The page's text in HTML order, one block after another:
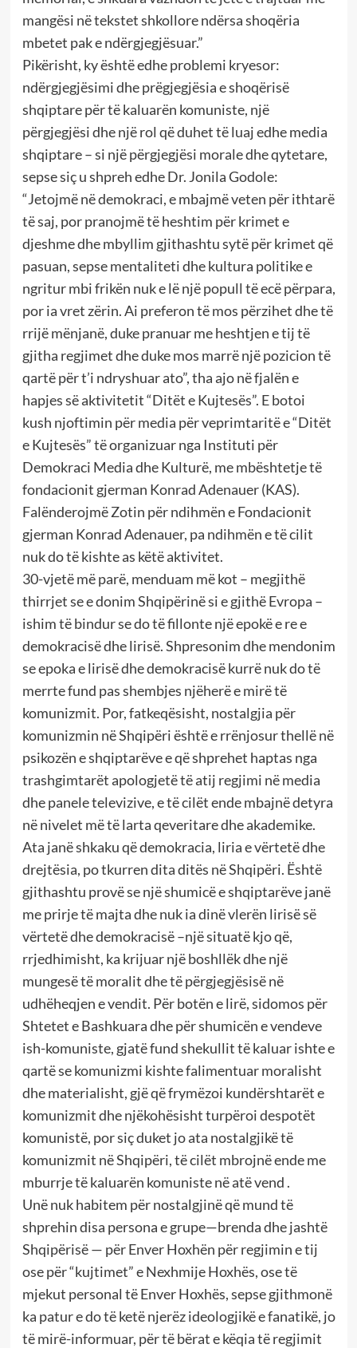
mangësi në tekstet shkollore ndërsa shoqëria
mbetet pak e ndërgjegjësuar.”
Pikërisht, ky është edhe problemi kryesor:
ndërgjegjësimi dhe prëgjegjësia e shoqërisë
shqiptare për të kaluarën komuniste, një
përgjegjësi dhe një rol që duhet të luaj edhe media
shqiptare – si një përgjegjësi morale dhe qytetare,
sepse siç u shpreh edhe Dr. Jonila Godole:
“Jetojmë në demokraci, e mbajmë veten për ithtarë
të saj, por pranojmë të heshtim për krimet e
djeshme dhe mbyllim gjithashtu sytë për krimet që
pasuan, sepse mentaliteti dhe kultura politike e
ngritur mbi frikën nuk e lë një popull të ecë përpara,
por ia vret zërin. Ai preferon të mos përzihet dhe të
rrijë mënjanë, duke pranuar me heshtjen e tij të
gjitha regjimet dhe duke mos marrë një pozicion të
qartë për t’i ndryshuar ato”, tha ajo në fjalën e
hapjes së aktivitetit “Ditët e Kujtesës”. E botoi
kush njoftimin për media për veprimtaritë e “Ditët
e Kujtesës” të organizuar nga Instituti për
Demokraci Media dhe Kulturë, me mbështetje të
fondacionit gjerman Konrad Adenauer (KAS).
Falënderojmë Zotin për ndihmën e Fondacionit
gjerman Konrad Adenauer, pa ndihmën e të cilit
nuk do të kishte as këtë aktivitet.
30-vjetë më parë, menduam më kot – megjithë
thirrjet se e donim Shqipërinë si e gjithë Evropa –
ishim të bindur se do të fillonte një epokë e re e
demokracisë dhe lirisë. Shpresonim dhe mendonim
se epoka e lirisë dhe demokracisë kurrë nuk do të
merrte fund pas shembjes njëherë e mirë të
komunizmit. Por, fatkeqësisht, nostalgjia për
komunizmin në Shqipëri është e rrënjosur thellë në
psikozën e shqiptarëve e që shprehet haptas nga
trashgimtarët apologjetë të atij regjimi në media
dhe panele televizive, e të cilët ende mbajnë detyra
në nivelet më të larta qeveritare dhe akademike.
Ata janë shkaku që demokracia, liria e vërtetë dhe
drejtësia, po tkurren dita ditës në Shqipëri. Është
gjithashtu provë se një shumicë e shqiptarëve janë
me prirje të majta dhe nuk ia dinë vlerën lirisë së
vërtetë dhe demokracisë –një situatë kjo që,
rrjedhimisht, ka krijuar një boshllëk dhe një
mungesë të moralit dhe të përgjegjësisë në
udhëheqjen e vendit. Për botën e lirë, sidomos për
Shtetet e Bashkuara dhe për shumicën e vendeve
ish-komuniste, gjatë fund shekullit të kaluar ishte e
qartë se komunizmi kishte falimentuar moralisht
dhe materialisht, gjë që frymëzoi kundërshtarët e
komunizmit dhe njëkohësisht turpëroi despotët
komunistë, por siç duket jo ata nostalgjikë të
komunizmit në Shqipëri, të cilët mbrojnë ende me
mburrje të kaluarën komuniste në atë vend .
Unë nuk habitem për nostalgjinë që mund të
shprehin disa persona e grupe—brenda dhe jashtë
Shqipërisë — për Enver Hoxhën për regjimin e tij
ose për “kujtimet” e Nexhmije Hoxhës, ose të
mjekut personal të Enver Hoxhës, sepse gjithmonë
ka patur e do të ketë njerëz ideologjikë e fanatikë, jo
të mirë-informuar, për të bërat e këqia të regjimit